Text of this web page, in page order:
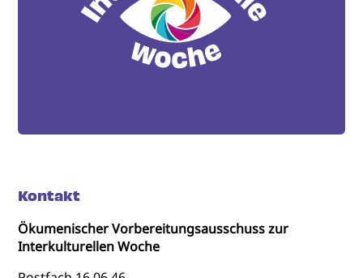
Kontakt
Ökumenischer Vorbereitungsausschuss zur
Interkulturellen Woche